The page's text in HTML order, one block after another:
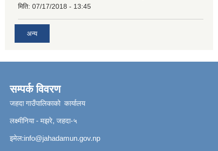
मिति: 07/17/2018 - 13:45
अन्य
सम्पर्क विवरण
जहदा गाउँपालिकाको कार्यालय
लक्ष्मीनिया - मझरे, जहदा-५
इमेल:info@jahadamun.gov.np